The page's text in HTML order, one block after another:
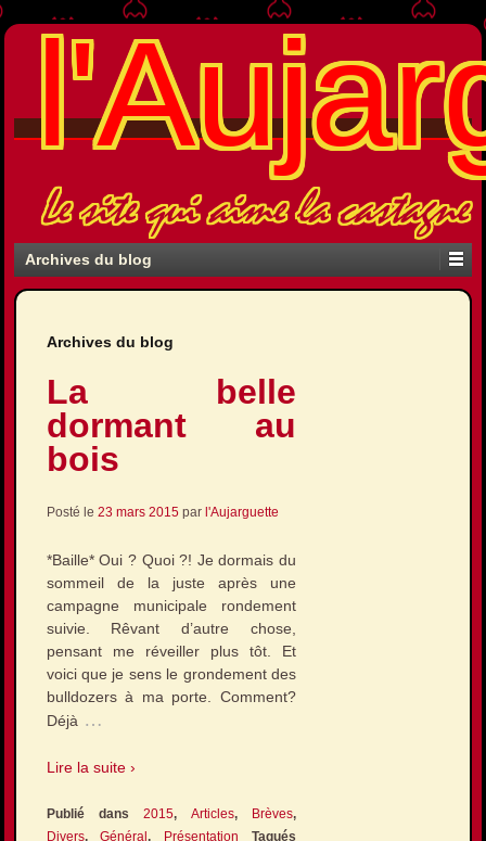
Le site qui aime la castagne
Archives du blog
Archives du blog
La belle
dormant au
bois
Posté le 23 mars 2015par l'Aujarguette
*Baille* Oui ? Quoi ?! Je dormais du
sommeil de la juste après une
campagne municipale rondement
suivie. Rêvant d’autre chose,
pensant me réveiller plus tôt. Et
voici que je sens le grondement des
bulldozers à ma porte. Comment?
Déjà …
Lire la suite ›
Publié dans 2015, Articles, Brèves,
Divers,Général, Présentation Tagués